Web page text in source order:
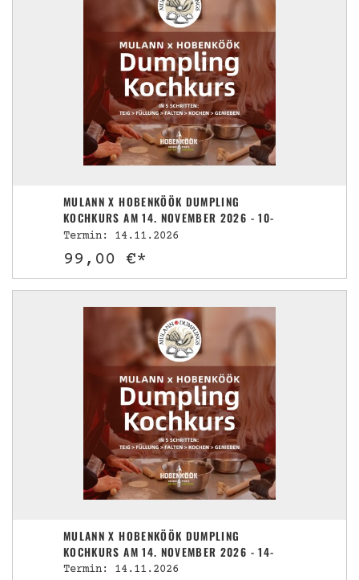
MULANN X HOBENKÖÖK DUMPLING
KOCHKURS AM 14. NOVEMBER 2026 - 10-
13UHR
Termin: 14.11.2026
99,00 €*
MULANN X HOBENKÖÖK DUMPLING
KOCHKURS AM 14. NOVEMBER 2026 - 14-
17UHR
Termin: 14.11.2026